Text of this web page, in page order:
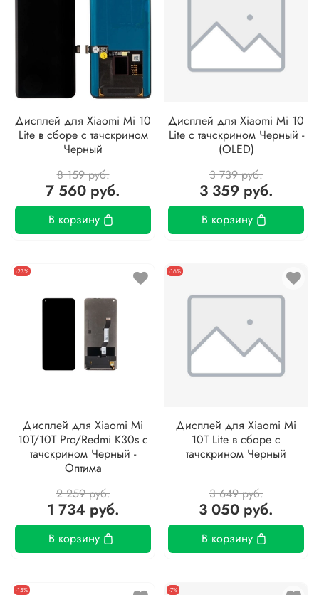
Дисплей для Xiaomi Mi 10
Lite в сборе с тачскрином
Черный
8 159 руб.
7 560 руб.
В корзину
Дисплей для Xiaomi Mi 10
Lite с тачскрином Черный -
(OLED)
3 739 руб.
3 359 руб.
В корзину
-23%
Дисплей для Xiaomi Mi
10T/10T Pro/Redmi K30s с
тачскрином Черный -
Оптима
2 259 руб.
1 734 руб.
В корзину
-16%
Дисплей для Xiaomi Mi
10T Lite в сборе с
тачскрином Черный
3 649 руб.
3 050 руб.
В корзину
-15% -7%